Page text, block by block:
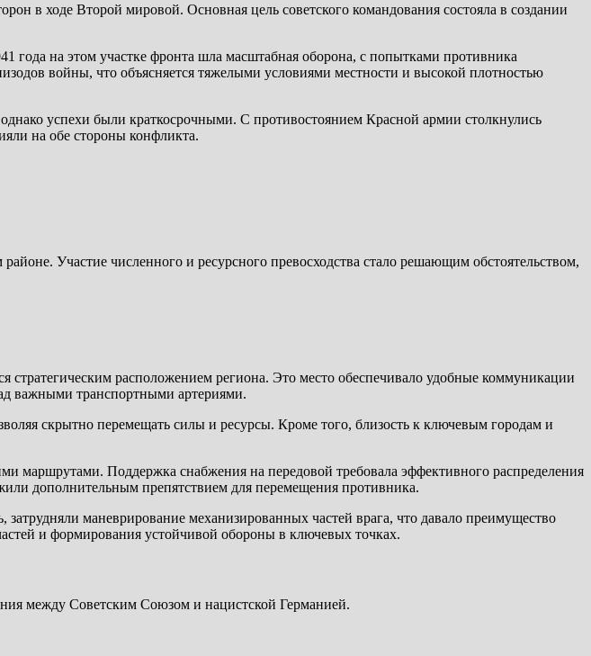
в ходе Второй мировой. Основная цель советского командования состояла в создании
года на этом участке фронта шла масштабная оборона, с попытками противника
войны, что объясняется тяжелыми условиями местности и высокой плотностью
успехи были краткосрочными. С противостоянием Красной армии столкнулись
на обе стороны конфликта.
Участие численного и ресурсного превосходства стало решающим обстоятельством,
стратегическим расположением региона. Это место обеспечивало удобные коммуникации
важными транспортными артериями.
скрытно перемещать силы и ресурсы. Кроме того, близость к ключевым городам и
маршрутами. Поддержка снабжения на передовой требовала эффективного распределения
дополнительным препятствием для перемещения противника.
маневрирование механизированных частей врага, что давало преимущество
и формирования устойчивой обороны в ключевых точках.
между Советским Союзом и нацистской Германией.